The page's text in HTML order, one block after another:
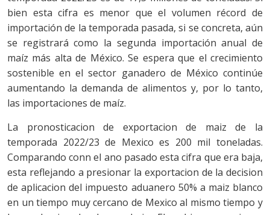
bien esta cifra es menor que el volumen récord de
importación de la temporada pasada, si se concreta, aún
se registrará como la segunda importación anual de
maíz más alta de México. Se espera que el crecimiento
sostenible en el sector ganadero de México continúe
aumentando la demanda de alimentos y, por lo tanto,
las importaciones de maíz.
La pronosticacion de exportacion de maiz de la
temporada 2022/23 de Mexico es 200 mil toneladas.
Comparando conn el ano pasado esta cifra que era baja,
esta reflejando a presionar la exportacion de la decision
de aplicacion del impuesto aduanero 50% a maiz blanco
en un tiempo muy cercano de Mexico al mismo tiempo y